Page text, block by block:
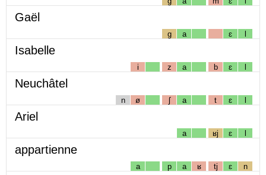
Gaël
g a ɛ l
Isabelle
i z a b ɛ l
Neuchâtel
n ø ʃ a t ɛ l
Ariel
a ʁj ɛ l
appartienne
a p a ʁ tj ɛ n